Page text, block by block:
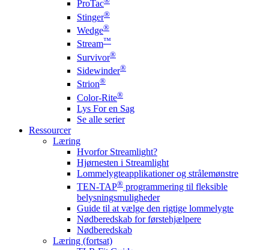
ProTac
Stinger®
Wedge®
Stream™
Survivor®
Sidewinder®
Strion®
Color-Rite®
Lys For en Sag
Se alle serier
Ressourcer
Læring
Hvorfor Streamlight?
Hjørnesten i Streamlight
Lommelygteapplikationer og strålemønstre
TEN-TAP® programmering til fleksible
belysningsmuligheder
Guide til at vælge den rigtige lommelygte
Nødberedskab for førstehjælpere
Nødberedskab
Læring (fortsat)